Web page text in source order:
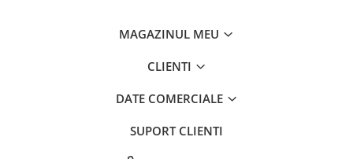
MAGAZINUL MEU
CLIENTI
DATE COMERCIALE
SUPORT CLIENTI